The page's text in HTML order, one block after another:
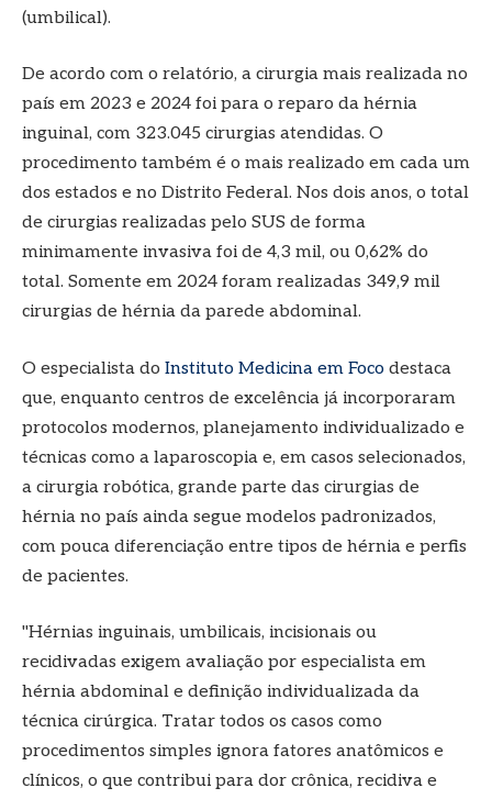
(umbilical).
De acordo com o relatório, a cirurgia mais realizada no
país em 2023 e 2024 foi para o reparo da hérnia
inguinal, com 323.045 cirurgias atendidas. O
procedimento também é o mais realizado em cada um
dos estados e no Distrito Federal. Nos dois anos, o total
de cirurgias realizadas pelo SUS de forma
minimamente invasiva foi de 4,3 mil, ou 0,62% do
total. Somente em 2024 foram realizadas 349,9 mil
cirurgias de hérnia da parede abdominal.
O especialista do Instituto Medicina em Foco destaca
que, enquanto centros de excelência já incorporaram
protocolos modernos, planejamento individualizado e
técnicas como a laparoscopia e, em casos selecionados,
a cirurgia robótica, grande parte das cirurgias de
hérnia no país ainda segue modelos padronizados,
com pouca diferenciação entre tipos de hérnia e perfis
de pacientes.
"Hérnias inguinais, umbilicais, incisionais ou
recidivadas exigem avaliação por especialista em
hérnia abdominal e definição individualizada da
técnica cirúrgica. Tratar todos os casos como
procedimentos simples ignora fatores anatômicos e
clínicos, o que contribui para dor crônica, recidiva e